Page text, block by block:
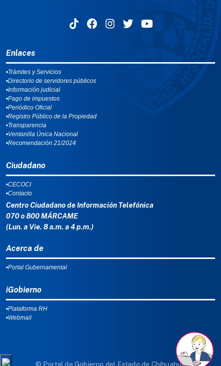
Enlaces
•Trámites y Servicios
•Directorio de servidores públicos
•Información judicial
•Pago de impuestos
•Periódico Oficial
•Registro Público de la Propiedad
•Transparencia
•Ventanilla Única Nacional
•Recomendación 21/2024
Ciudadano
•CECOCI
•Contacto
Centro Ciudadano de Información Telefónica
070 o 800 MÁRCAME
(Lun. a Vie. 8 a.m. a 4 p.m.)
Acerca de
•Portal Gubernamental
iGobierno
•Plataforma RH
•Webmail
© Portal de Gobierno del Estado de Chihuahua